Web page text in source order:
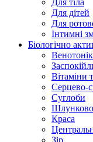
Для тіла
Для дітей
Для
Інтимні
Біологічно
Вітаміни
Серцево-
Суглоби
Краса